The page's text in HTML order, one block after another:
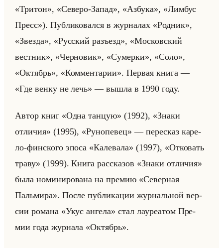
«Тритон», «Северо-Запад», «Азбука», «Лимбус
Пресс»). Пуб­ли­ко­вал­ся в жур­на­лах «Родник»,
«Звезда», «Русский разъезд», «Московский
вестник», «Черновик», «Сумерки», «Соло»,
«Октябрь», «Комментарии». Пер­вая книга —
«Где венку не лечь» — вышла в 1990 году.
Автор книг «Одна танцую» (1992), «Знаки
отличия» (1995), «Рунопевец» — пе­ре­сказ ка­ре­
ло-фин­ско­го эпоса «Калевала» (1997), «Отковать
траву» (1999). Книга рас­ска­зов «Знаки отличия»
была но­ми­ни­ро­ва­на на пре­мию «Северная
Пальмира». После пуб­ли­ка­ции жур­нальной вер­
сии ро­ма­на «Укус ангела» стал ла­уре­атом Пре­
мии года жур­на­ла «Октябрь».